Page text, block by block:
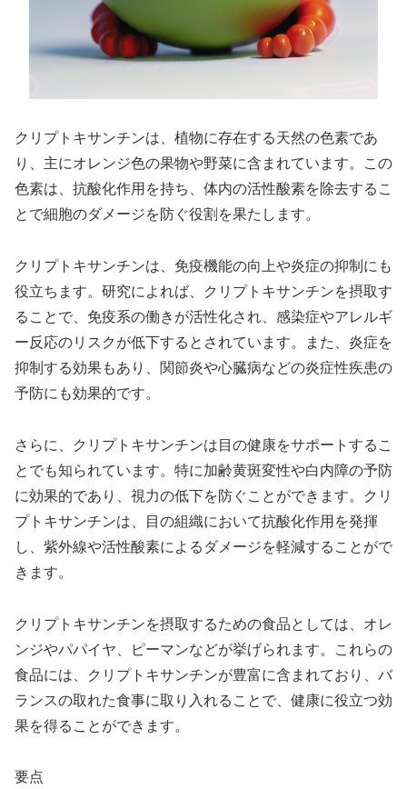
クリプトキサンチンは、植物に存在する天然の色素であ
り、主にオレンジ色の果物や野菜に含まれています。この
色素は、抗酸化作用を持ち、体内の活性酸素を除去するこ
とで細胞のダメージを防ぐ役割を果たします。
クリプトキサンチンは、免疫機能の向上や炎症の抑制にも
役立ちます。研究によれば、クリプトキサンチンを摂取す
ることで、免疫系の働きが活性化され、感染症やアレルギ
ー反応のリスクが低下するとされています。また、炎症を
抑制する効果もあり、関節炎や心臓病などの炎症性疾患の
予防にも効果的です。
さらに、クリプトキサンチンは目の健康をサポートするこ
とでも知られています。特に加齢黄斑変性や白内障の予防
に効果的であり、視力の低下を防ぐことができます。クリ
プトキサンチンは、目の組織において抗酸化作用を発揮
し、紫外線や活性酸素によるダメージを軽減することがで
きます。
クリプトキサンチンを摂取するための食品としては、オレ
ンジやパパイヤ、ピーマンなどが挙げられます。これらの
食品には、クリプトキサンチンが豊富に含まれており、バ
ランスの取れた食事に取り入れることで、健康に役立つ効
果を得ることができます。
要点